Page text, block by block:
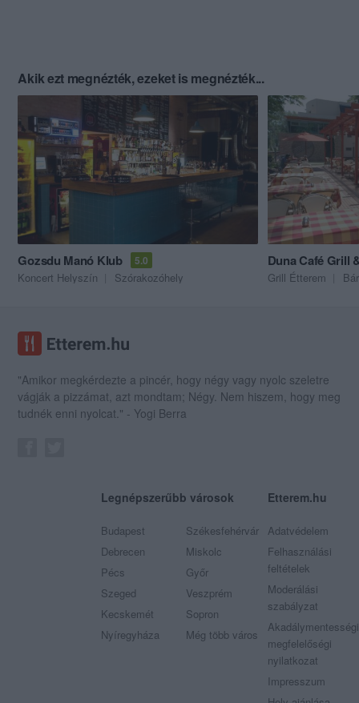
Akik ezt megnézték, ezeket is megnézték...
Gozsdu Manó Klub 5.0
Koncert Helyszín Szórakozóhely
Duna Café Grill
Grill Étterem Bár
"Amikor megkérdezte a pincér, hogy négy vagy nyolc szeletre
vágják a pizzámat, azt mondtam; Négy. Nem hiszem, hogy meg
tudnék enni nyolcat." - Yogi Berra
Legnépszerűbb városok
Budapest
Debrecen
Pécs
Szeged
Kecskemét
Nyíregyháza
Székesfehérvár
Miskolc
Győr
Veszprém
Sopron
Még több város
Etterem.hu
Adatvédelem
Felhasználási
feltételek
Moderálási
szabályzat
Akadálymentességi
megfelelőségi
nyilatkozat
Impresszum